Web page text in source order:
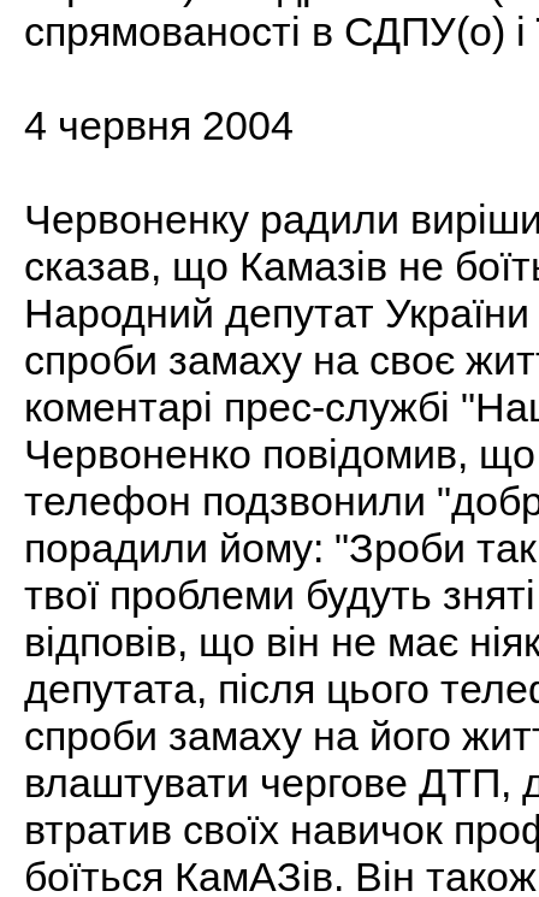
спрямованості в СДПУ(о) і
4 червня 2004
Червоненку радили
сказав, що Камазів не
Народний депутат
спроби замаху на своє
коментарі прес-службі
Червоненко повідомив,
телефон подзвонили
порадили йому: "Зроби
твої проблеми будуть
відповів, що він не має
депутата, після цього
спроби замаху на його
влаштувати чергове ДТП,
втратив своїх навичок
боїться КамАЗів. Він